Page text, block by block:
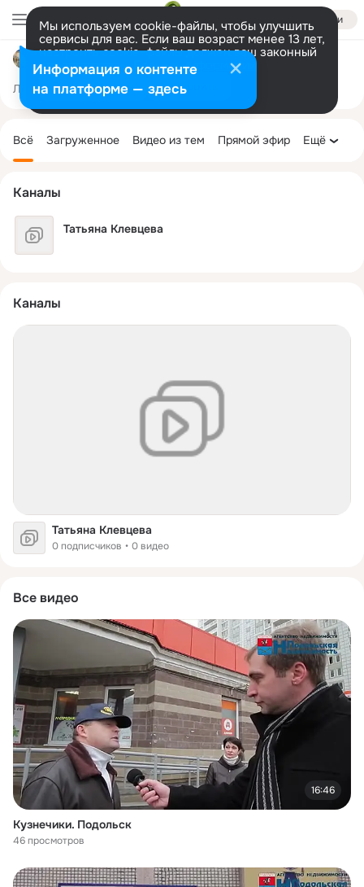
Войти
Мы используем cookie-файлы, чтобы улучшить
сервисы для вас. Если ваш возраст менее 13 лет,
настроить cookie-файлы должен ваш законный
представитель. Больше информации
Разрешить все Настроить
Лента Участники 7.1K Темы 946
Каналы
Татьяна Клевцева
0 подписчиков 0 видео
Все видео
16:46
Кузнечики. Подольск
46 просмотров
колонка
Всё Загруженное Видео из тем Прямой эфир Ещё
Каналы
Татьяна Клевцева
Информация о контенте
на платформе — здесь